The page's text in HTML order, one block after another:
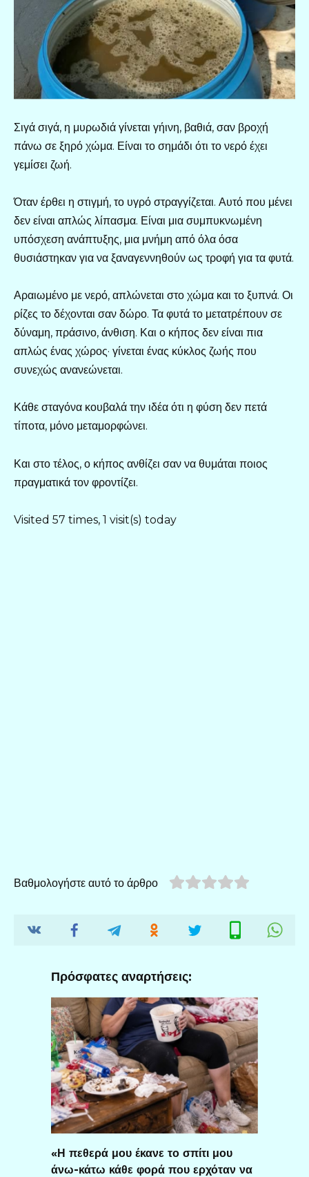
Σιγά σιγά, η μυρωδιά γίνεται γήινη, βαθιά, σαν βροχή
πάνω σε ξηρό χώμα. Είναι το σημάδι ότι το νερό έχει
γεμίσει ζωή.
Όταν έρθει η στιγμή, το υγρό στραγγίζεται. Αυτό που μένει
δεν είναι απλώς λίπασμα. Είναι μια συμπυκνωμένη
υπόσχεση ανάπτυξης, μια μνήμη από όλα όσα
θυσιάστηκαν για να ξαναγεννηθούν ως τροφή για τα φυτά.
Αραιωμένο με νερό, απλώνεται στο χώμα και το ξυπνά. Οι
ρίζες το δέχονται σαν δώρο. Τα φυτά το μετατρέπουν σε
δύναμη, πράσινο, άνθιση. Και ο κήπος δεν είναι πια
απλώς ένας χώρος· γίνεται ένας κύκλος ζωής που
συνεχώς ανανεώνεται.
Κάθε σταγόνα κουβαλά την ιδέα ότι η φύση δεν πετά
τίποτα, μόνο μεταμορφώνει.
Και στο τέλος, ο κήπος ανθίζει σαν να θυμάται ποιος
πραγματικά τον φροντίζει.
Visited 57 times, 1 visit(s) today
Βαθμολογήστε αυτό το άρθρο
Πρόσφατες αναρτήσεις:
«Η πεθερά μου έκανε το σπίτι μου
άνω-κάτω κάθε φορά που ερχόταν να